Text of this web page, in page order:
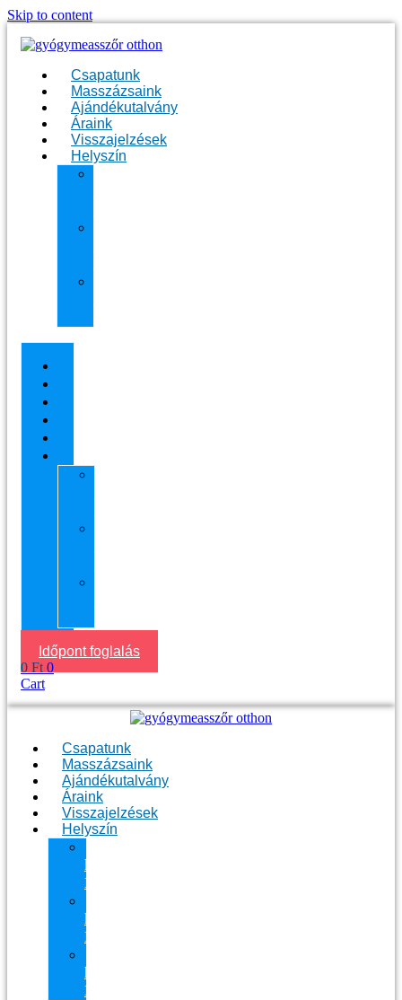
Skip to content
Csapatunk
Masszázsaink
Ajándékutalvány
Áraink
Visszajelzések
Helyszín
Időpont foglalás
0 Ft 0
Cart
Csapatunk
Masszázsaink
Ajándékutalvány
Áraink
Visszajelzések
Helyszín
kerület
Masszázs
kerület
Masszázs
házhoz
Budapesten